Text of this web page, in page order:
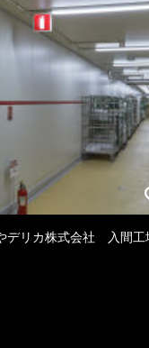
デリカ株式会社 入間工